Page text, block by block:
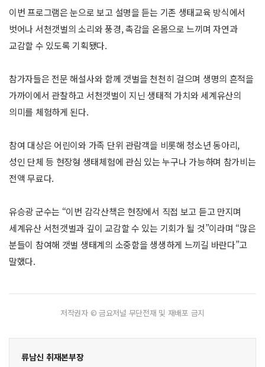
이번 프로그램은 눈으로 보고 설명을 듣는 기존 생태교육 방식에서
벗어나 서천갯벌의 소리와 풍경, 촉감을 온몸으로 느끼며 자연과
교감할 수 있도록 기획됐다.
참가자들은 전문 해설사와 함께 갯벌을 천천히 걸으며 생명의 흔적을
가까이에서 관찰하고 서천갯벌이 지닌 생태적 가치와 세계유산의
의미를 체험하게 된다.
참여 대상은 어린이와 가족 단위 관람객을 비롯해 청소년 동아리,
성인 단체 등 현장형 생태체험에 관심 있는 누구나 가능하며 참가비는
전액 무료다.
유승광 군수는 “이번 감각산책은 현장에서 직접 보고 듣고 만지며
세계유산 서천갯벌과 깊이 교감할 수 있는 기회가 될 것”이라며 “많은
분들이 참여해 갯벌 생태계의 소중함을 생생하게 느끼길 바란다”고
말했다.
저작권자 © 금요저널 무단전재 및 재배포 금지
류남신 취재본부장